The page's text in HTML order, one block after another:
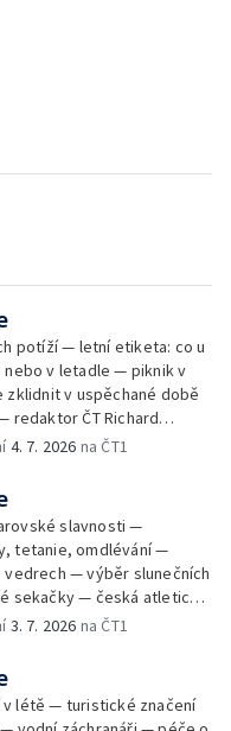
potíží — letní etiketa: co u
v letadle — piknik v
v uspěchané době
redaktor ČT Richard
4. 7. 2026 na ČT1
slavnosti —
tetanie, omdlévání —
vedrech — výběr slunečních
sekačky — česká atletická
seriál: výmarský
3. 7. 2026 na ČT1
v létě — turistické značení